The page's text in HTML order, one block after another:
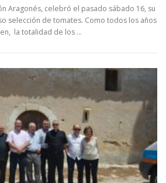
Aragonés, celebró el pasado sábado 16, su
selección de tomates. Como todos los años
la totalidad de los …